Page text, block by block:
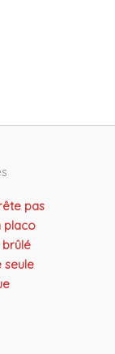
pas
placo
brûlé
seule